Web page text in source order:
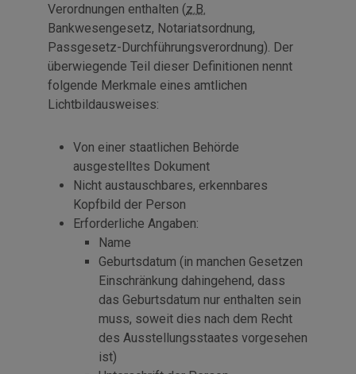
Verordnungen enthalten (z.B.
Bankwesengesetz, Notariatsordnung,
Passgesetz-Durchführungsverordnung). Der
überwiegende Teil dieser Definitionen nennt
folgende Merkmale eines amtlichen
Lichtbildausweises:
Von einer staatlichen Behörde
ausgestelltes Dokument
Nicht austauschbares, erkennbares
Kopfbild der Person
Erforderliche Angaben:
Name
Geburtsdatum (in manchen Gesetzen
Einschränkung dahingehend, dass
das Geburtsdatum nur enthalten sein
muss, soweit dies nach dem Recht
des Ausstellungsstaates vorgesehen
ist)